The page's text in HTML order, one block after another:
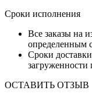
Сроки исполнения
Все заказы на
определенным
Сроки
загруженности
ОСТАВИТЬ ОТЗЫВ